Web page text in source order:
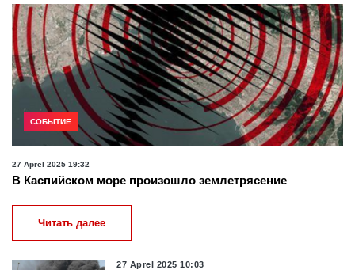
СОБЫТИЕ
27 Aprel 2025 19:32
В Каспийском море произошло землетрясение
Читать далее
27 Aprel 2025 10:03